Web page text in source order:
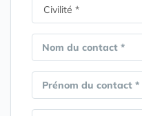
Nom du contact *
Prénom du contact *